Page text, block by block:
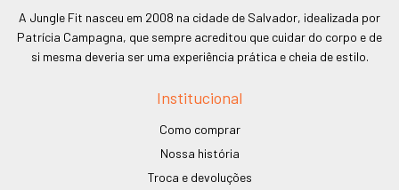
A Jungle Fit nasceu em 2008 na cidade de Salvador, idealizada por
Patrícia Campagna, que sempre acreditou que cuidar do corpo e de
si mesma deveria ser uma experiência prática e cheia de estilo.
Institucional
Como comprar
Nossa história
Troca e devoluções